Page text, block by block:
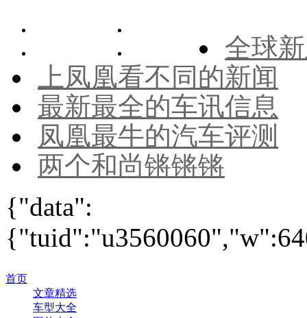
全球
上凤凰看不同的新闻
最新最全的车讯信息
凤凰最牛的汽车评测
两个和尚锵锵锵
{"data":
首页
文章精选
车型大全